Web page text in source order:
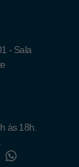
- Sala
às 18h.